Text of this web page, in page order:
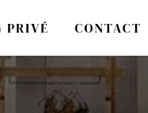
PRIVÉ CONTACT